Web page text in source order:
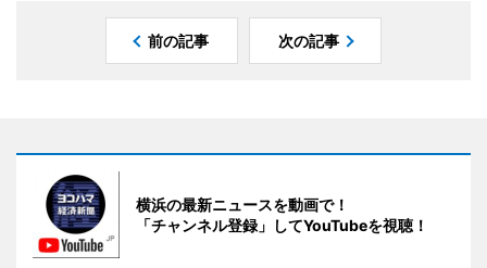
前の記事 次の記事
横浜の最新ニュースを動画で！
「チャンネル登録」してYouTubeを視聴！